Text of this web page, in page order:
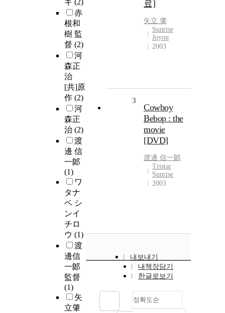
キ (2)
赤
根和
樹 監
督 (2)
河
森正
治
[共]原
作 (2)
河
森正
治 (2)
渡
邊 信
一郞
(1)
ワ
タナ
ベ シ
ンイ
チロ
ウ (1)
渡
邊信
一郞
監督
(1)
矢
立肇
료]
矢立 肇
Sunrise
Joyon
2003
3
Cowboy
Bebop : the
movie
[DVD]
渡邊 信一郞
Tristar
Sunrise
2003
내보내기
내책장담기
한글로보기
정확도순